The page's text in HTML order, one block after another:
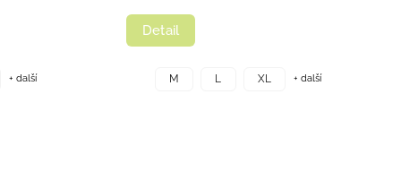
+ další
Detail
M L XL + další